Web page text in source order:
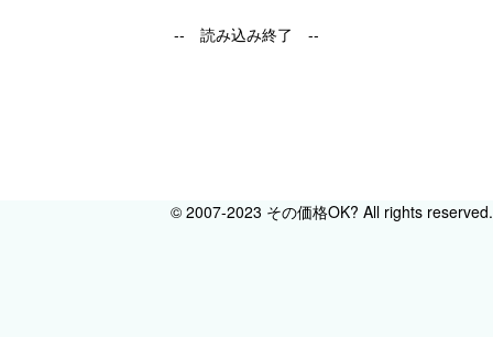
-- 読み込み終了 --
© 2007-2023 その価格OK? All rights reserved.